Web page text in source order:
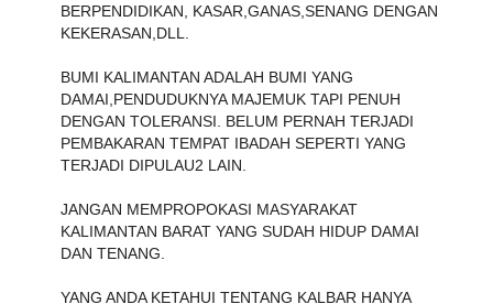
BERPENDIDIKAN, KASAR,GANAS,SENANG DENGAN
KEKERASAN,DLL.
BUMI KALIMANTAN ADALAH BUMI YANG
DAMAI,PENDUDUKNYA MAJEMUK TAPI PENUH
DENGAN TOLERANSI. BELUM PERNAH TERJADI
PEMBAKARAN TEMPAT IBADAH SEPERTI YANG
TERJADI DIPULAU2 LAIN.
JANGAN MEMPROPOKASI MASYARAKAT
KALIMANTAN BARAT YANG SUDAH HIDUP DAMAI
DAN TENANG.
YANG ANDA KETAHUI TENTANG KALBAR HANYA